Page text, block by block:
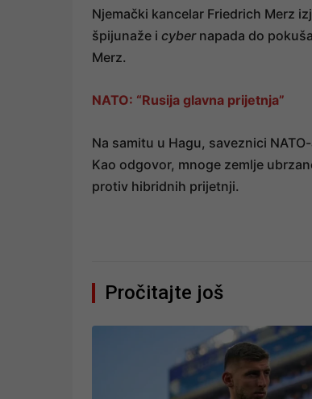
Njemački kancelar Friedrich Merz
špijunaže i cyber napada do
Merz.
NATO: “Rusija glavna prijetnja”
Na samitu u Hagu, saveznici
Kao odgovor, mnoge zemlje
protiv hibridnih prijetnji.
Pročitajte još